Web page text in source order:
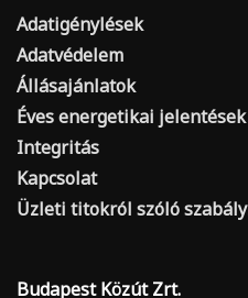
Adatigénylések
Adatvédelem
Állásajánlatok
Éves energetikai jelentések
Integritás
Kapcsolat
Üzleti titokról szóló
Budapest Közút Zrt.